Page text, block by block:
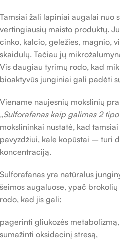
Tamsiai žali lapiniai augalai nuo
vertingiausių maisto produktų.
cinko, kalcio, geležies, magnio,
skaidulų. Tačiau jų
Vis daugiau tyrimų rodo, kad
bioaktyvūs junginiai gali padėti
Viename naujesnių mokslinių
„Sulforafanas kaip galimas 2
mokslininkai nustatė, kad
pavyzdžiui, kale kopūstai – turi
koncentraciją.
Sulforafanas yra natūralus
šeimos augaluose, ypač
rodo, kad jis gali:
pagerinti gliukozės metabolizmą,
sumažinti oksidacinį stresą,